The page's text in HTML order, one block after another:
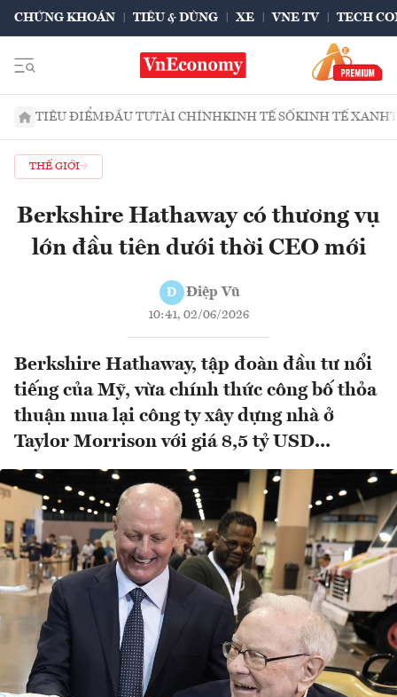
CHỨNG KHOÁN TIÊU & DÙNG XE VNE TV TECH
TIÊU ĐIỂMĐẦU TƯTÀI CHÍNHKINH TẾ SỐKINH TẾ XANH
THẾ GIỚI
Berkshire Hathaway có thương vụ
lớn đầu tiên dưới thời CEO mới
Đ Điệp Vũ
10:41, 02/06/2026
Berkshire Hathaway, tập đoàn đầu tư nổi
tiếng của Mỹ, vừa chính thức công bố thỏa
thuận mua lại công ty xây dựng nhà ở
Taylor Morrison với giá 8,5 tỷ USD...